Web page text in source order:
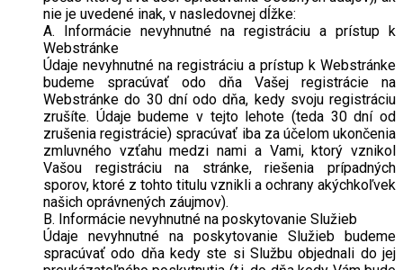
nie je uvedené inak, v nasledovnej dĺžke:
A. Informácie nevyhnutné na registráciu a prístup k
Webstránke
Údaje nevyhnutné na registráciu a prístup k Webstránke
budeme spracúvať odo dňa Vašej registrácie na
Webstránke do 30 dní odo dňa, kedy svoju registráciu
zrušíte. Údaje budeme v tejto lehote (teda 30 dní od
zrušenia registrácie) spracúvať iba za účelom ukončenia
zmluvného vzťahu medzi nami a Vami, ktorý vznikol
Vašou registráciu na stránke, riešenia prípadných
sporov, ktoré z tohto titulu vznikli a ochrany akýchkoľvek
našich oprávnených záujmov).
B. Informácie nevyhnutné na poskytovanie Služieb
Údaje nevyhnutné na poskytovanie Služieb budeme
spracúvať odo dňa kedy ste si Službu objednali do jej